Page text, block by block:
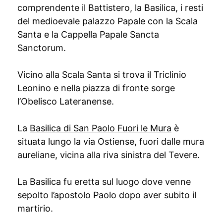
comprendente il Battistero, la Basilica, i resti
del medioevale palazzo Papale con la Scala
Santa e la Cappella Papale Sancta
Sanctorum.
Vicino alla Scala Santa si trova il Triclinio
Leonino e nella piazza di fronte sorge
l’Obelisco Lateranense.
La Basilica di San Paolo Fuori le Mura è
situata lungo la via Ostiense, fuori dalle mura
aureliane, vicina alla riva sinistra del Tevere.
La Basilica fu eretta sul luogo dove venne
sepolto l’apostolo Paolo dopo aver subito il
martirio.